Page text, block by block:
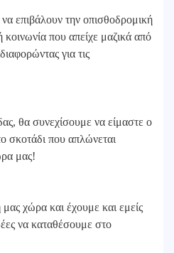
επιβάλουν την οπισθοδρομική
κοινωνία που απείχε μαζικά από
για τις
θα συνεχίσουμε να είμαστε o
σκοτάδι που απλώνεται
μας!
χώρα και έχουμε και εμείς
να καταθέσουμε στο